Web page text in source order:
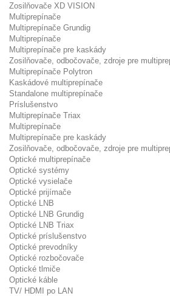
Zosilňovače XD VISION
Multiprepínače
Multiprepínače Grundig
Multiprepínače
Multiprepínače pre kaskády
Zosilňovače, odbočovače, zdroje pre
Multiprepínače Polytron
Kaskádové multiprepínače
Standalone multiprepínače
Príslušenstvo
Multiprepínače Triax
Multiprepínače
Multiprepínače pre kaskády
Zosilňovače, odbočovače, zdroje pre
Optické multiprepínače
Optické systémy
Optické vysielače
Optické prijímače
Optické LNB
Optické LNB Grundig
Optické LNB Triax
Optické príslušenstvo
Optické prevodníky
Optické rozbočovače
Optické tlmiče
Optické káble
TV/ HDMI po LAN